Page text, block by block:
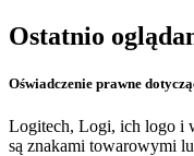
Ostatnio
Oświadczenie prawne
Logitech, Logi, ich logo i
są znakami towarowymi